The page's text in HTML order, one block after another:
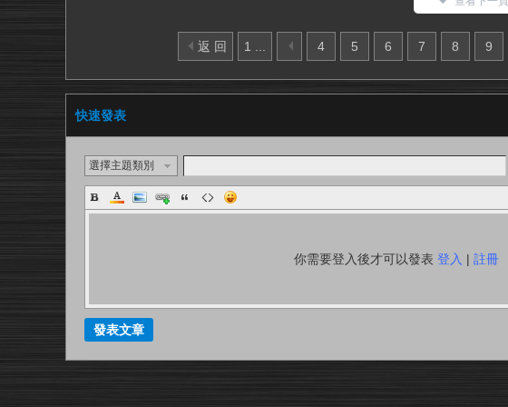
返 回 1 ... 4 5 6 7 8 9
快速發表
選擇主題類別
你需要登入後才可以發表 登入 | 註冊
發表文章